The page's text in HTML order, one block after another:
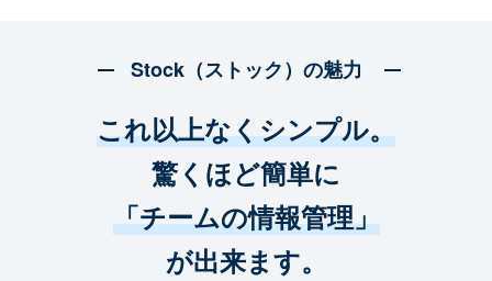
Stock（ストック）の魅力
これ以上なくシンプル。
驚くほど簡単に
「チームの情報管理」
が出来ます。